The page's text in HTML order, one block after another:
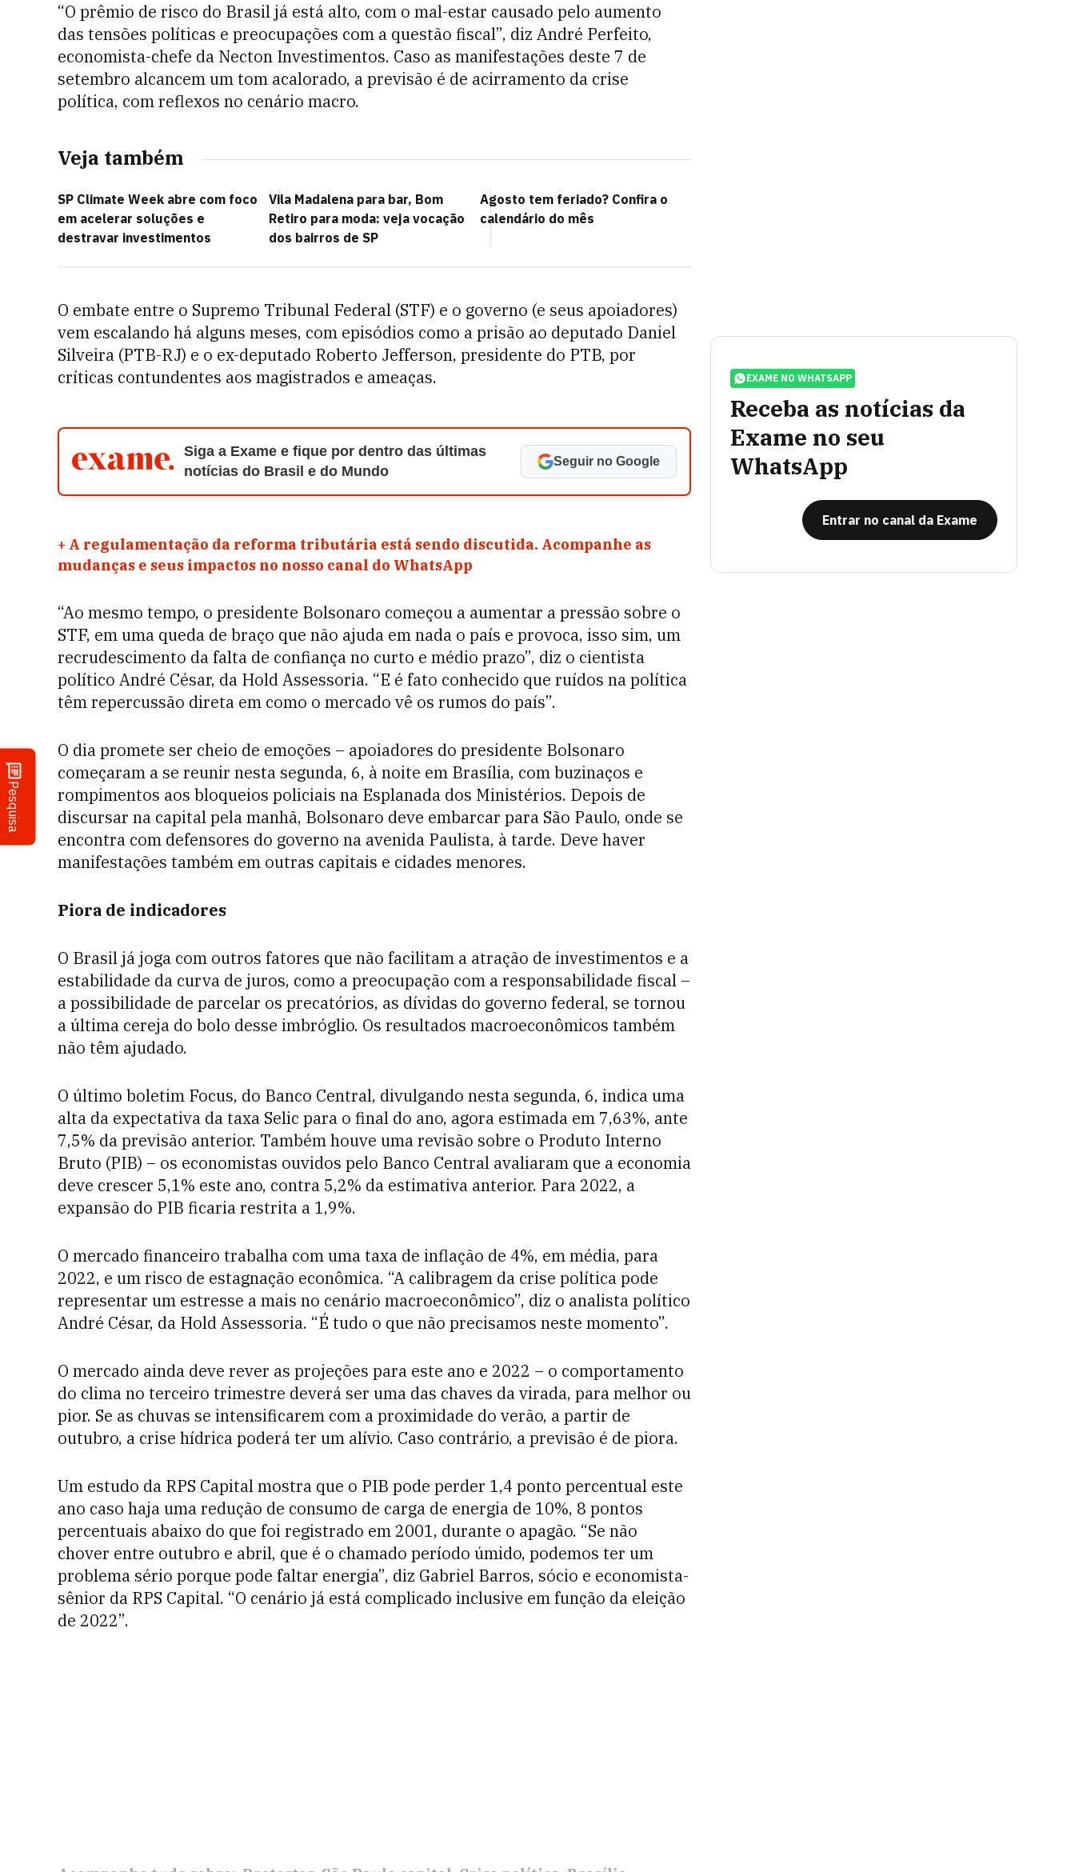
Pesquisa
“O prêmio de risco do Brasil já está alto, com o mal-estar causado pelo aumento
das tensões políticas e preocupações com a questão fiscal”, diz André Perfeito,
economista-chefe da Necton Investimentos. Caso as manifestações deste 7 de
setembro alcancem um tom acalorado, a previsão é de acirramento da crise
política, com reflexos no cenário macro.
Veja também
SP Climate Week abre com foco
em acelerar soluções e
destravar investimentos
Vila Madalena para bar, Bom
Retiro para moda: veja vocação
dos bairros de SP
Agosto tem feriado? Confira o
calendário do mês
O embate entre o Supremo Tribunal Federal (STF) e o governo (e seus apoiadores)
vem escalando há alguns meses, com episódios como a prisão ao deputado Daniel
Silveira (PTB-RJ) e o ex-deputado Roberto Jefferson, presidente do PTB, por
críticas contundentes aos magistrados e ameaças.
Siga a Exame e fique por dentro das últimas
notícias do Brasil e do Mundo
Seguir no Google
+ A regulamentação da reforma tributária está sendo discutida. Acompanhe as
mudanças e seus impactos no nosso canal do WhatsApp
“Ao mesmo tempo, o presidente Bolsonaro começou a aumentar a pressão sobre o
STF, em uma queda de braço que não ajuda em nada o país e provoca, isso sim, um
recrudescimento da falta de confiança no curto e médio prazo”, diz o cientista
político André César, da Hold Assessoria. “E é fato conhecido que ruídos na política
têm repercussão direta em como o mercado vê os rumos do país”.
O dia promete ser cheio de emoções – apoiadores do presidente Bolsonaro
começaram a se reunir nesta segunda, 6, à noite em Brasília, com buzinaços e
rompimentos aos bloqueios policiais na Esplanada dos Ministérios. Depois de
discursar na capital pela manhã, Bolsonaro deve embarcar para São Paulo, onde se
encontra com defensores do governo na avenida Paulista, à tarde. Deve haver
manifestações também em outras capitais e cidades menores.
Piora de indicadores
O Brasil já joga com outros fatores que não facilitam a atração de investimentos e a
estabilidade da curva de juros, como a preocupação com a responsabilidade fiscal –
a possibilidade de parcelar os precatórios, as dívidas do governo federal, se tornou
a última cereja do bolo desse imbróglio. Os resultados macroeconômicos também
não têm ajudado.
O último boletim Focus, do Banco Central, divulgando nesta segunda, 6, indica uma
alta da expectativa da taxa Selic para o final do ano, agora estimada em 7,63%, ante
7,5% da previsão anterior. Também houve uma revisão sobre o Produto Interno
Bruto (PIB) – os economistas ouvidos pelo Banco Central avaliaram que a economia
deve crescer 5,1% este ano, contra 5,2% da estimativa anterior. Para 2022, a
expansão do PIB ficaria restrita a 1,9%.
O mercado financeiro trabalha com uma taxa de inflação de 4%, em média, para
2022, e um risco de estagnação econômica. “A calibragem da crise política pode
representar um estresse a mais no cenário macroeconômico”, diz o analista político
André César, da Hold Assessoria. “É tudo o que não precisamos neste momento”.
O mercado ainda deve rever as projeções para este ano e 2022 – o comportamento
do clima no terceiro trimestre deverá ser uma das chaves da virada, para melhor ou
pior. Se as chuvas se intensificarem com a proximidade do verão, a partir de
outubro, a crise hídrica poderá ter um alívio. Caso contrário, a previsão é de piora.
Um estudo da RPS Capital mostra que o PIB pode perder 1,4 ponto percentual este
ano caso haja uma redução de consumo de carga de energia de 10%, 8 pontos
percentuais abaixo do que foi registrado em 2001, durante o apagão. “Se não
chover entre outubro e abril, que é o chamado período úmido, podemos ter um
problema sério porque pode faltar energia”, diz Gabriel Barros, sócio e economista-
sênior da RPS Capital. “O cenário já está complicado inclusive em função da eleição
de 2022”.
EXAME NO WHATSAPP
Receba as notícias da
Exame no seu
WhatsApp
Entrar no canal da Exame